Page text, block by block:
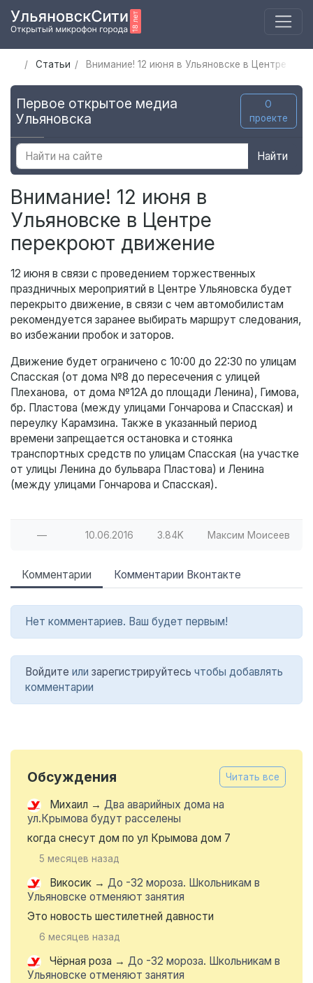
Статьи Внимание! 12 июня в Ульяновске в Центре
Первое открытое медиа
Ульяновска
О
проекте
Найти
Внимание! 12 июня в
Ульяновске в Центре
перекроют движение
12 июня в связи с проведением торжественных
праздничных мероприятий в Центре Ульяновска будет
перекрыто движение, в связи с чем автомобилистам
рекомендуется заранее выбирать маршрут следования,
во избежании пробок и заторов.
Движение будет ограничено с 10:00 до 22:30 по улицам
Спасская (от дома №8 до пересечения с улицей
Плеханова, от дома №12А до площади Ленина), Гимова,
бр. Пластова (между улицами Гончарова и Спасская) и
переулку Карамзина. Также в указанный период
времени запрещается остановка и стоянка
транспортных средств по улицам Спасская (на участке
от улицы Ленина до бульвара Пластова) и Ленина
(между улицами Гончарова и Спасская).
— 10.06.2016 3.84K Максим Моисеев
Комментарии Комментарии Вконтакте
Нет комментариев. Ваш будет первым!
Войдите или зарегистрируйтесь чтобы добавлять
комментарии
Обсуждения Читать все
Михаил → Два аварийных дома на
ул.Крымова будут расселены
когда снесут дом по ул Крымова дом 7
5 месяцев назад
Викосик → До -32 мороза. Школьникам в
Ульяновске отменяют занятия
Это новость шестилетней давности
6 месяцев назад
Чёрная роза → До -32 мороза. Школьникам в
Ульяновске отменяют занятия